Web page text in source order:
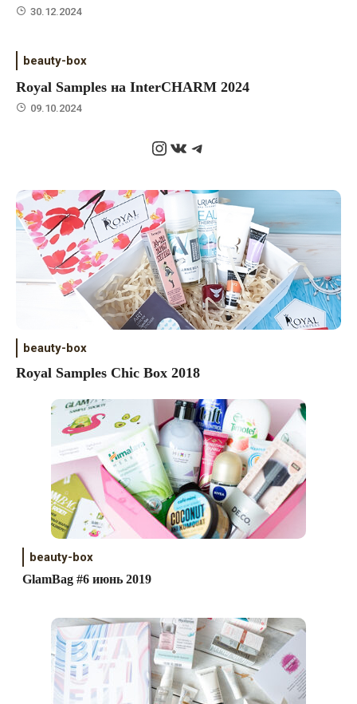
30.12.2024
beauty-box
Royal Samples на InterCHARM 2024
09.10.2024
Instagram
ВКонтакте
Telegram
beauty-box
Royal Samples Chic Box 2018
beauty-box
GlamBag #6 июнь 2019